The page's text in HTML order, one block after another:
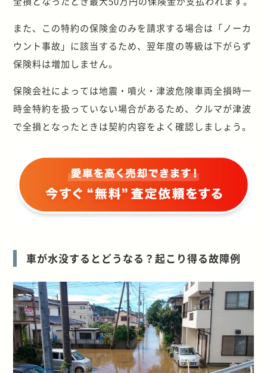
また、この特約の保険金のみを請求する場合は「ノーカ
ウント事故」に該当するため、翌年度の等級は下がらず
保険料は増加しません。
保険会社によっては地震・噴火・津波危険車両全損時一
時金特約を扱っていない場合があるため、クルマが津波
で全損となったときは契約内容をよく確認しましょう。
車が水没するとどうなる？起こり得る故障例